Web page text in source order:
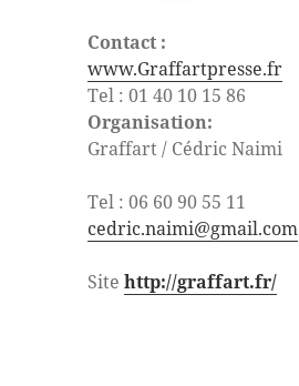
Contact :
www.Graffartpresse.fr
Tel : 01 40 10 15 86
Organisation:
Graffart/ Cédric Naimi
Tel : 06 60 90 55 11
cedric.naimi@gmail.com
Sitehttp://graffart.fr/